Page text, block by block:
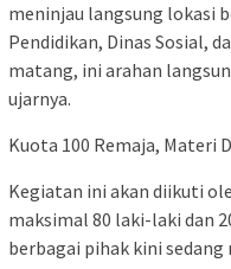
meninjau langsung lokasi
Pendidikan, Dinas Sosial,
matang, ini arahan
ujarnya.
Kuota 100 Remaja, Materi
Kegiatan ini akan diikuti
maksimal 80 laki-laki dan
berbagai pihak kini